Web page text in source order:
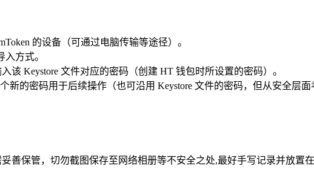
的设备（可通过电脑传输等途径）。
入方式。
该 Keystore 文件对应的密码（创建 HT 钱包时所设置的密码）。
新的密码用于后续操作（也可沿用 Keystore 文件的密码，但从安全层
善保管，切勿截图保存至网络相册等不安全之处,最好手写记录并放置